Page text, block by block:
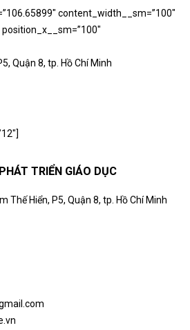
content_width__sm=”100″
Quận 8, tp. Hồ Chí Minh
TRIỂN GIÁO DỤC
Thế Hiển, P5, Quận 8, tp. Hồ Chí Minh